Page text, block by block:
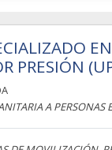
PRESIÓN
A PERSONAS